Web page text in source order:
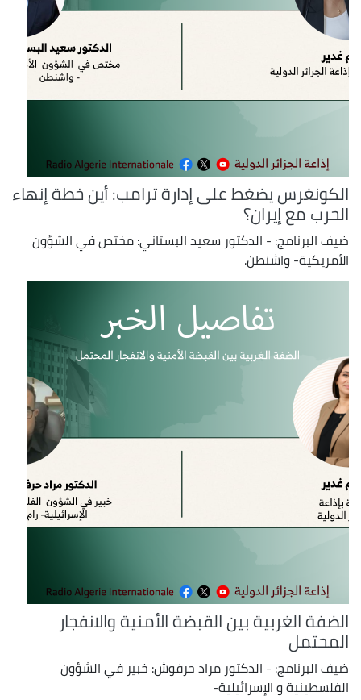
الكونغرس يضغط على إدارة ترامب: أين خطة إنهاء
الحرب مع إيران؟
ضيف البرنامج: - الدكتور سعيد البستاني: مختص في الشؤون
الأمريكية- واشنطن.
الضفة الغربية بين القبضة الأمنية والانفجار
المحتمل
ضيف البرنامج: - الدكتور مراد حرفوش: خبير في الشؤون
الفلسطينية و الإسرائيلية-